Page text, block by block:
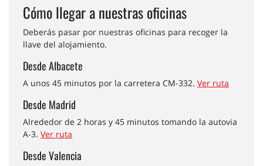
Cómo llegar a nuestras oficinas
Deberás pasar por nuestras oficinas para recoger la
llave del alojamiento.
Desde Albacete
A unos 45 minutos por la carretera CM-332. Ver ruta
Desde Madrid
Alrededor de 2 horas y 45 minutos tomando la autovia
A-3. Ver ruta
Desde Valencia